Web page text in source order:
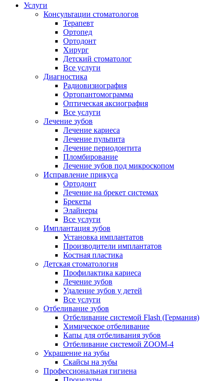
Услуги
Консультации стоматологов
Терапевт
Ортопед
Ортодонт
Хирург
Детский стоматолог
Все услуги
Диагностика
Радиовизиография
Ортопантомограмма
Оптическая аксиография
Все услуги
Лечение зубов
Лечение кариеса
Лечение пульпита
Лечение периодонтита
Пломбирование
Лечение зубов под микроскопом
Исправление прикуса
Ортодонт
Лечение на брекет системах
Брекеты
Элайнеры
Все услуги
Имплантация зубов
Установка имплантатов
Производители имплантатов
Костная пластика
Детская стоматология
Профилактика кариеса
Лечение зубов
Удаление зубов у детей
Все услуги
Отбеливание зубов
Отбеливание системой Flash (Германия)
Химическое отбеливание
Капы для отбеливания зубов
Отбеливание системой ZOOM-4
Украшение на зубы
Скайсы на зубы
Профессиональная гигиена